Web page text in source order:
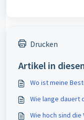
Drucken
Artikel in
Wo ist meine
Wie lange dauert
Wie hoch sind